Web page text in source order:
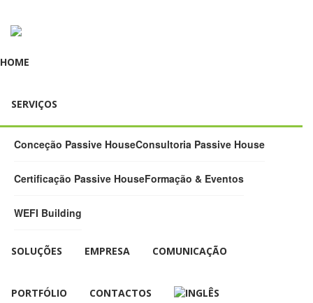
HOME
SERVIÇOS
Conceção Passive HouseConsultoria Passive House
Certificação Passive HouseFormação & Eventos
WEFI Building
SOLUÇÕES EMPRESA COMUNICAÇÃO
PORTFÓLIO CONTACTOS